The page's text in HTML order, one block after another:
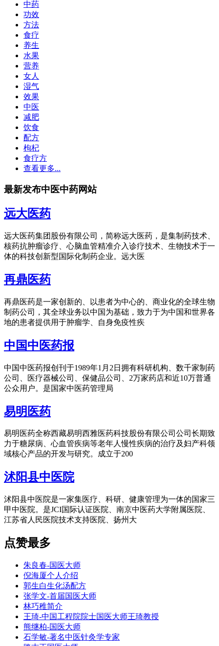
中药
功效
方法
食疗
养生
水果
营养
女人
湿气
效果
中医
减肥
饮食
配方
枸杞
食疗方
查看更多...
最新发布中医中药网站
远大医药
远大医药集团股份有限公司，简称远大医药，是集制药技术、
核药抗肿瘤诊疗、心脑血管精准介入诊疗技术、生物技术于一
体的科技创新型国际化制药企业。远大医
再鼎医药
再鼎医药是一家创新的、以患者为中心的、商业化的全球生物
制药公司，其全球业务以中国为基础，致力于为中国和世界各
地的患者提供用于肿瘤学、自身免疫性疾
中国中医药报
中国中医药报创刊于1989年1月2日拥有科研机构、数千家制药
公司、医疗器械公司、保健品公司、2万家药店和近10万普通
公众用户。是国家中医药管理局
易明医药
易明医药全称西藏易明西雅医药科技股份有限公司公司长期致
力于糖尿病、心血管疾病等老年人慢性疾病的治疗及妇产科领
域核心产品的开发与研究。成立于200
沭阳县中医院
沭阳县中医院是一家集医疗、科研、健康管理为一体的国家三
甲中医院。是JCI国际认证医院、南京中医药大学附属医院、
江苏省人民医院技术支持医院、扬州大
点赞最多
朱良春-国医大师
倪海厦个人介绍
郭生白生化汤配方
张学文-首届国医大师
林巧稚简介
王琦-中国工程院院士国医大师王琦教授
熊继柏-国医大师
石学敏-著名中医针灸学专家